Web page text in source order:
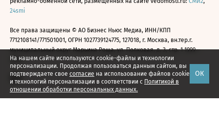
На нашем сайте используются cookie-файлы и технологии
персонализации. Продолжая пользоваться данным сайтом, вы
подтверждаете свое согласие на использование файлов cookie
и технологий персонализации в соответствии с Политикой в
отношении обработки персональных данных.
ОК
24smi
Все права защищены © АО Бизнес Ньюс Медиа, ИНН/КПП
7712108141/771501001, ОГРН 1027739124775, 127018, г. Москва, вн.тер.г.
муниципальный округ Марьина Роща, ул. Полковая, д. 3, стр. 1 1999—
2026